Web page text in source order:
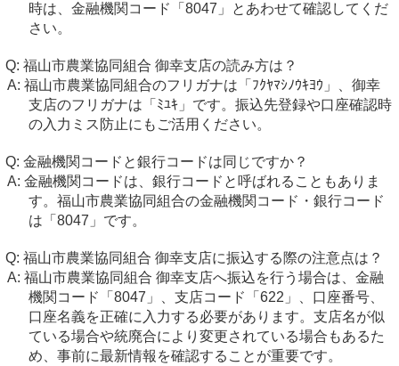
時は、金融機関コード「8047」とあわせて確認してくだ
さい。
福山市農業協同組合 御幸支店の読み方は？
福山市農業協同組合のフリガナは「ﾌｸﾔﾏｼﾉｳｷﾖｳ」、御幸
支店のフリガナは「ﾐﾕｷ」です。振込先登録や口座確認時
の入力ミス防止にもご活用ください。
金融機関コードと銀行コードは同じですか？
金融機関コードは、銀行コードと呼ばれることもありま
す。福山市農業協同組合の金融機関コード・銀行コード
は「8047」です。
福山市農業協同組合 御幸支店に振込する際の注意点は？
福山市農業協同組合 御幸支店へ振込を行う場合は、金融
機関コード「8047」、支店コード「622」、口座番号、
口座名義を正確に入力する必要があります。支店名が似
ている場合や統廃合により変更されている場合もあるた
め、事前に最新情報を確認することが重要です。